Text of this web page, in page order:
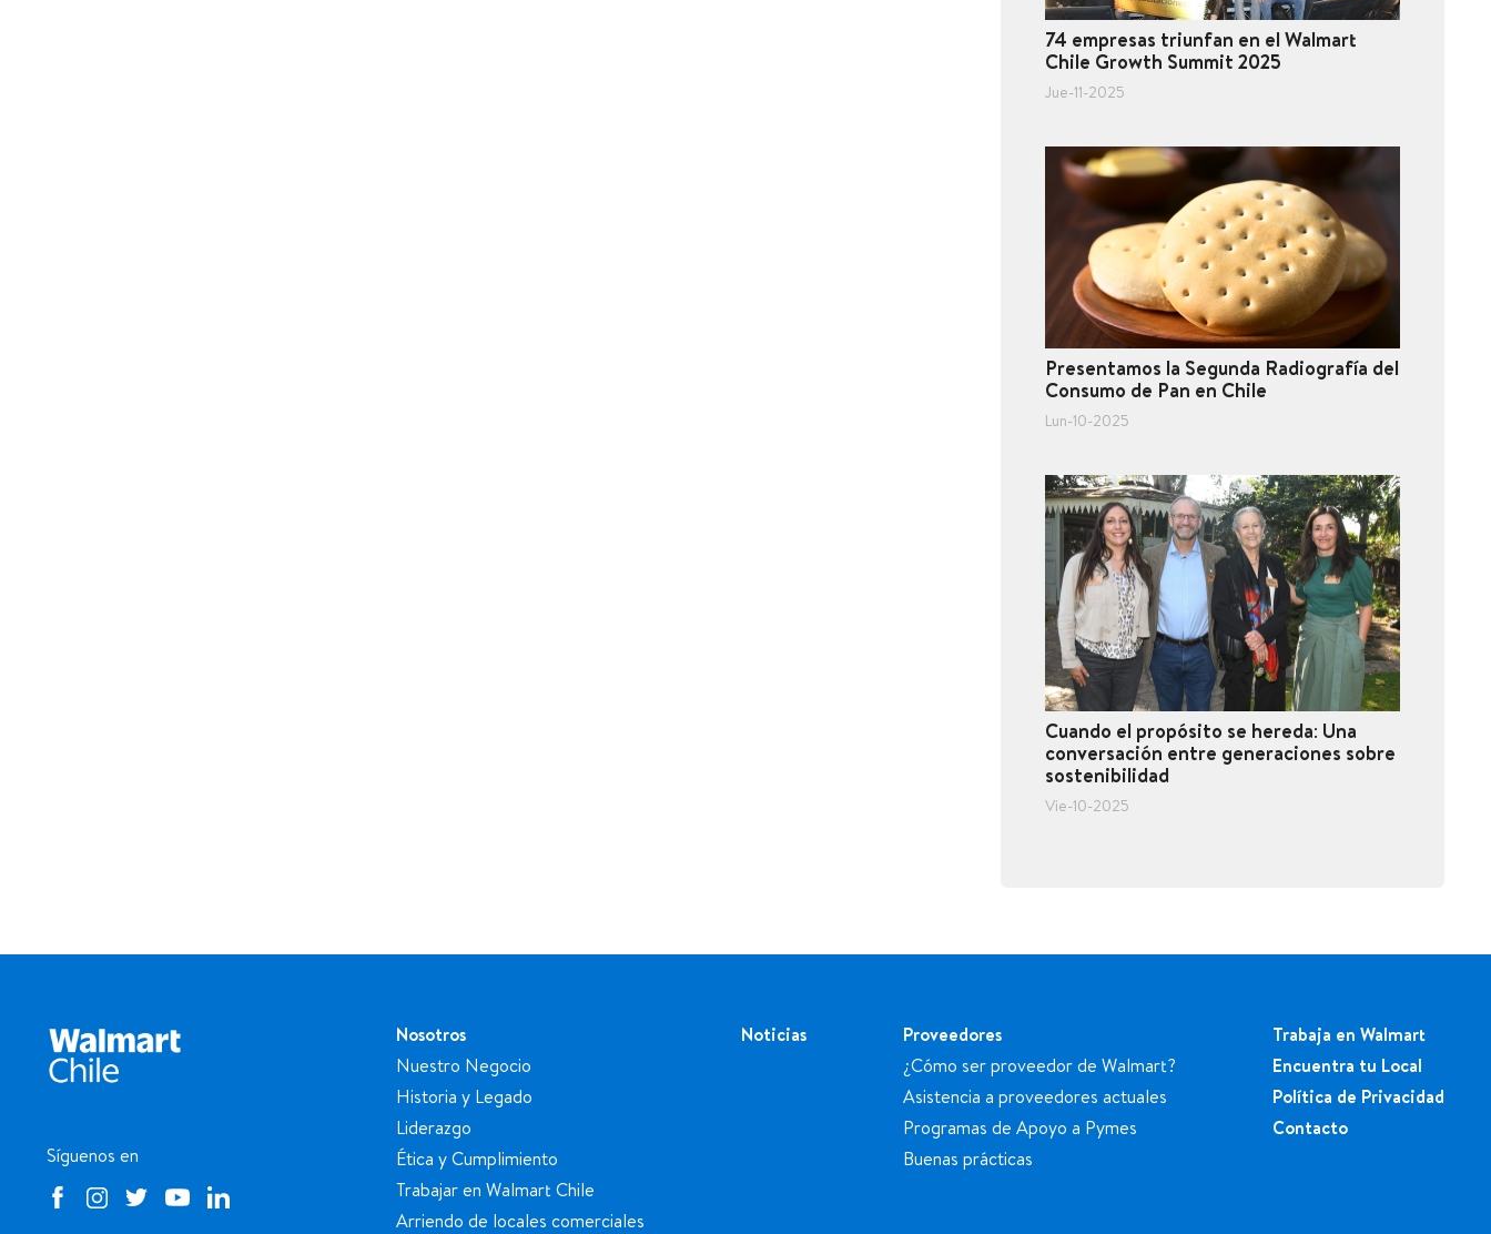
74 empresas triunfan en el Walmart
Chile Growth Summit 2025
Jue-11-2025
Presentamos la Segunda Radiografía del
Consumo de Pan en Chile
Lun-10-2025
Cuando el propósito se hereda: Una
conversación entre generaciones sobre
sostenibilidad
Vie-10-2025
Síguenos en
Nosotros
Nuestro Negocio
Historia y Legado
Liderazgo
Ética y Cumplimiento
Trabajar en Walmart Chile
Arriendo de locales comerciales
Noticias
Proveedores
¿Cómo ser proveedor de Walmart?
Asistencia a proveedores actuales
Programas de Apoyo a Pymes
Buenas prácticas
Trabaja en Walmart
Encuentra tu Local
Política de Privacidad
Contacto